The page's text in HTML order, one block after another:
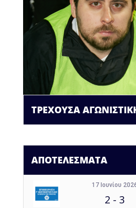
ΤΡΕΧΟΥΣΑ
ΑΠΟΤΕΛΕΣΜΑΤΑ
17 Ιουνίου
2 - 3